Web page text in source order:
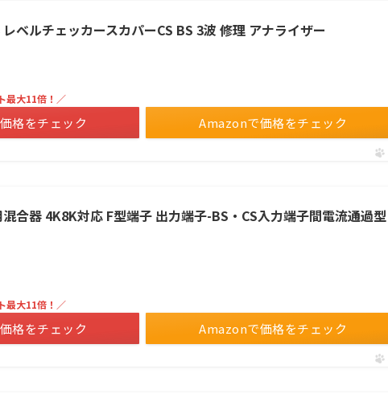
ベルチェッカースカパーCS BS 3波 修理 アナライザー
Amazonで価格をチェック
最大11倍！／
格をチェック
合器 4K8K対応 F型端子 出力端子-BS・CS入力端子間電流通過型
Amazonで価格をチェック
最大11倍！／
格をチェック